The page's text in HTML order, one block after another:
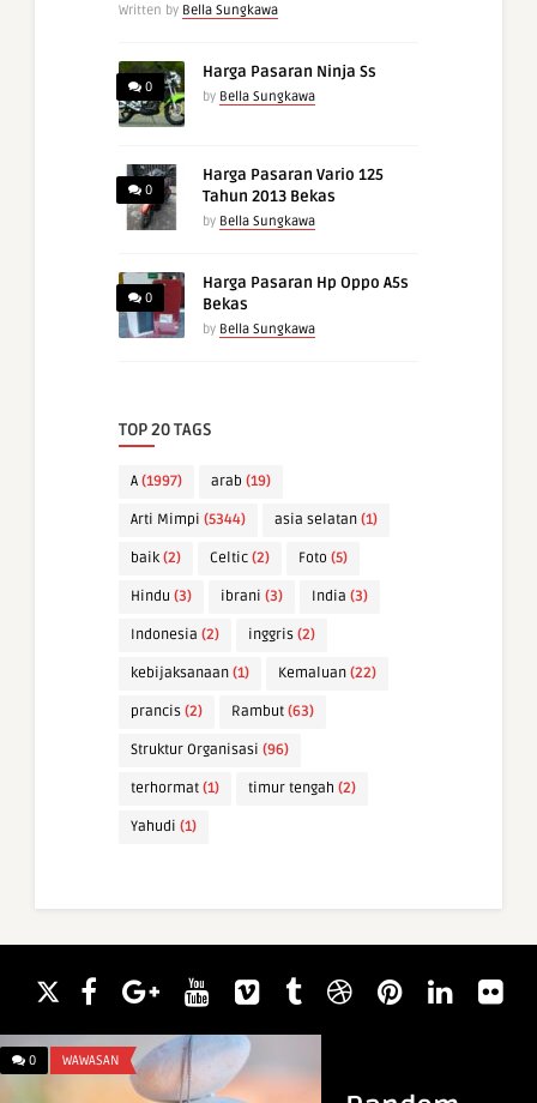
Written by Bella Sungkawa
0
Harga Pasaran Ninja Ss
by Bella Sungkawa
0
Harga Pasaran Vario 125
Tahun 2013 Bekas
by Bella Sungkawa
0
Harga Pasaran Hp Oppo A5s
Bekas
by Bella Sungkawa
TOP 20 TAGS
A (1997) arab (19)
Arti Mimpi (5344) asia selatan (1)
baik (2) Celtic (2) Foto (5)
Hindu (3) ibrani (3) India (3)
Indonesia (2) inggris (2)
kebijaksanaan (1) Kemaluan (22)
prancis (2) Rambut (63)
Struktur Organisasi (96)
terhormat (1) timur tengah (2)
Yahudi (1)
0 WAWASAN